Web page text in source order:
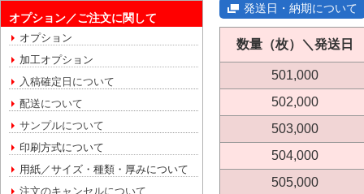
オプション／ご注文に関して
オプション
加工オプション
入稿確定日について
配送について
サンプルについて
印刷方式について
用紙／サイズ・種類・厚みについて
注文のキャンセルについて
発送日・納期について
数量（枚）＼発送日
501,000
502,000
503,000
504,000
505,000